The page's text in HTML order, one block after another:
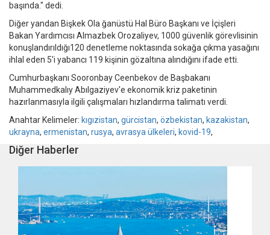
başında." dedi.
Diğer yandan Bişkek Ola ğanüstü Hal Büro Başkanı ve İçişleri
Bakan Yardımcısı Almazbek Orozaliyev, 1000 güvenlik görevlisinin
konuşlandırıldığı120 denetleme noktasında sokağa çıkma yasağını
ihlal eden 5'i yabancı 119 kişinin gözaltına alındığını ifade etti.
Cumhurbaşkanı Sooronbay Ceenbekov de Başbakanı
Muhammedkalıy Abılgaziyev'e ekonomik kriz paketinin
hazırlanmasıyla ilgili çalışmaları hızlandırma talimatı verdi.
Anahtar Kelimeler: kıgızistan, gürcistan, özbekistan, kazakistan,
ukrayna, ermenistan, rusya, avrasya ülkeleri, kovid-19,
Diğer Haberler